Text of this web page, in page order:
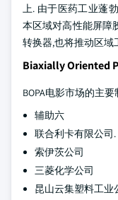
上. 由于医药工业蓬
本区域对高性能屏障
转换器,也将推动区域
Biaxially Oriented
BOPA电影市场的主
辅助六
联合利卡有限公司.
索伊茨公司
三菱化学公司
昆山云集塑料工业